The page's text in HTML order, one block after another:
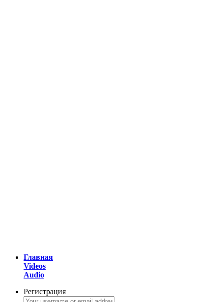
Главная
Videos
Audio
Регистрация